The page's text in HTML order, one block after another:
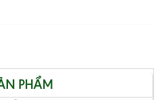
PHẨM